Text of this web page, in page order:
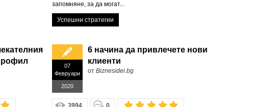
запомняне, за да могат...
Успешни стратегии
07
Февруари
2020
6 начина да привлечете нови
клиенти
от Biznesidei.bg
3994 0